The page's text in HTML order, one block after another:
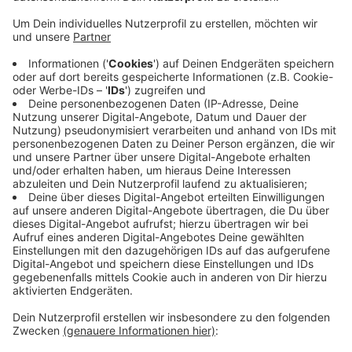
Anzeige
Nach Angaben der Polizei haben Unbekannte den
Blitzer zwischen Freitagabend und Montagvormittag
beschädigt. Sie besprühten den Bereich der
Kameralinse mit schwarzer Farbe und klebten
zusätzlich einen Aufkleber darauf. Die Kreisverwaltung
hat die Verunreinigung inzwischen beseitigt. Die Polizei
ermittelt wegen Sachbeschädigung und bittet
Zeugen, sich bei der Kripo Kleve zu melden (02821-
5040).
Anzeige